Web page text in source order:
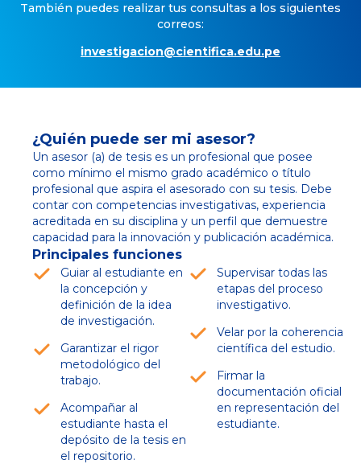
También puedes realizar tus consultas a los siguientes
correos:
investigacion@cientifica.edu.pe
¿Quién puede ser mi asesor?
Un asesor (a) de tesis es un profesional que posee
como mínimo el mismo grado académico o título
profesional que aspira el asesorado con su tesis. Debe
contar con competencias investigativas, experiencia
acreditada en su disciplina y un perfil que demuestre
capacidad para la innovación y publicación académica.
Principales funciones
Guiar al estudiante en
la concepción y
definición de la idea
de investigación.
Garantizar el rigor
metodológico del
trabajo.
Acompañar al
estudiante hasta el
depósito de la tesis en
el repositorio.
Supervisar todas las
etapas del proceso
investigativo.
Velar por la coherencia
científica del estudio.
Firmar la
documentación oficial
en representación del
estudiante.